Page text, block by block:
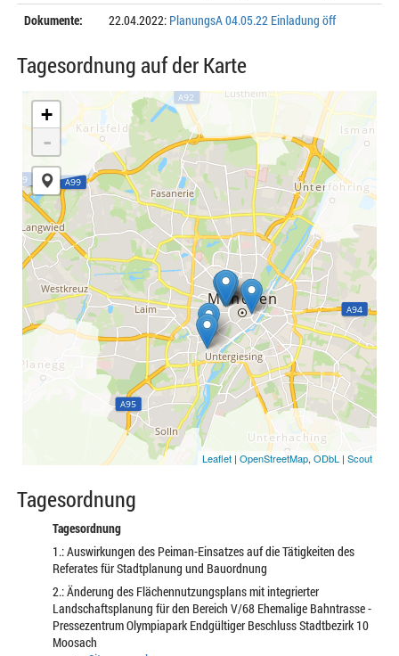
Dokumente:
22.04.2022: PlanungsA 04.05.22 Einladung öff
Tagesordnung auf der Karte
+
-
Leaflet | OpenStreetMap, ODbL | Scout
Tagesordnung
Tagesordnung
1.: Auswirkungen des Peiman-Einsatzes auf die Tätigkeiten des
Referates für Stadtplanung und Bauordnung
2.: Änderung des Flächennutzungsplans mit integrierter
Landschaftsplanung für den Bereich V/68 Ehemalige Bahntrasse -
Pressezentrum Olympiapark Endgültiger Beschluss Stadtbezirk 10
Moosach